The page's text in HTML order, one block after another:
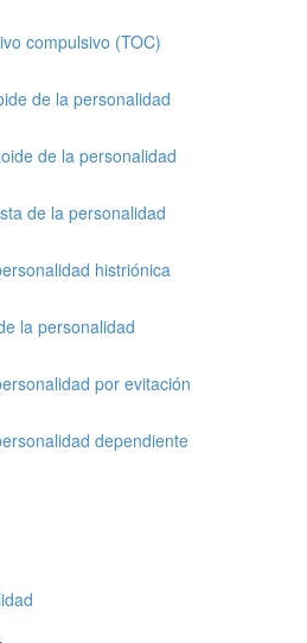
compulsivo (TOC)
de la personalidad
de la personalidad
de la personalidad
histriónica
la personalidad
por evitación
dependiente